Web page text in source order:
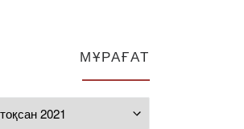
МҰРАҒАТ